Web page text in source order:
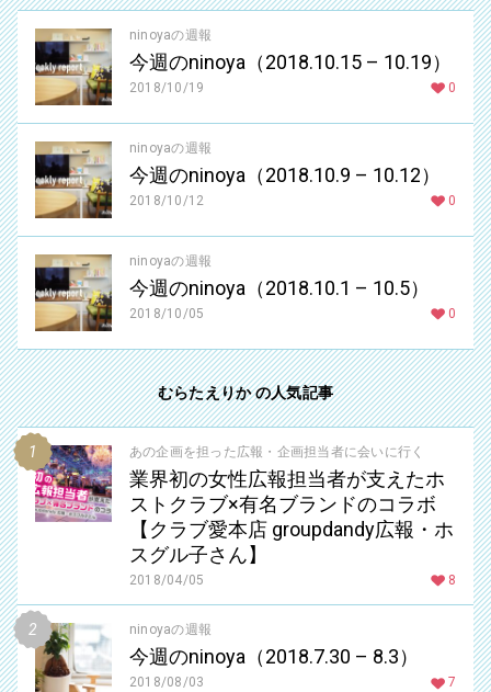
ninoyaの週報
今週のninoya（2018.10.15 – 10.19）
2018/10/19 0
ninoyaの週報
今週のninoya（2018.10.9 – 10.12）
2018/10/12 0
ninoyaの週報
今週のninoya（2018.10.1 – 10.5）
2018/10/05 0
むらたえりか の人気記事
あの企画を担った広報・企画担当者に会いに行く
業界初の女性広報担当者が支えたホ
ストクラブ×有名ブランドのコラボ
【クラブ愛本店 groupdandy広報・ホ
スグル子さん】
2018/04/05 8
ninoyaの週報
今週のninoya（2018.7.30 – 8.3）
2018/08/03 7